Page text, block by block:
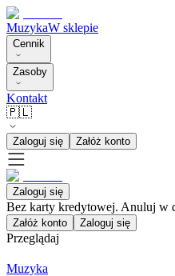
MuzykaW sklepie
Cennik
Zasoby
Kontakt
🇵🇱
Zaloguj się Załóż konto
Zaloguj się
Bez karty kredytowej. Anuluj w
Załóż konto Zaloguj się
Przeglądaj
Muzyka